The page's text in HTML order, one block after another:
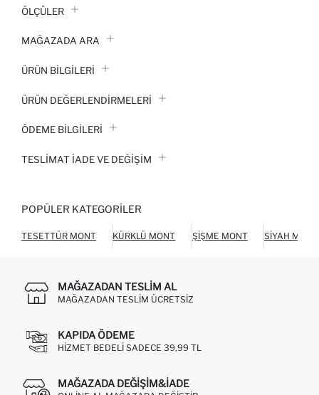
ÖLÇÜLER
MAĞAZADA ARA
ÜRÜN BILGILERI
ÜRÜN DEĞERLENDİRMELERİ
ÖDEME BİLGİLERİ
TESLIMAT İADE VE DEĞIŞIM
POPÜLER KATEGORILER
TESETTÜR MONT KÜRKLÜ MONT ŞIŞME MONT SIYAH MONT
MAĞAZADAN TESLIM AL
MAĞAZADAN TESLIM ÜCRETSIZ
KAPIDA ÖDEME
HIZMET BEDELI SADECE 39,99 TL
MAĞAZADA DEĞIŞIM&İADE